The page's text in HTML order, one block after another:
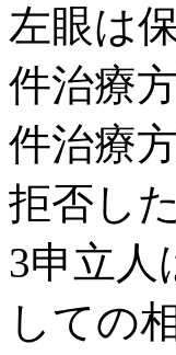
左眼は
件治療
件治療
拒否した
3申立人
しての